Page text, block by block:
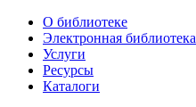
О библиотеке
Электронная библиотека
Услуги
Ресурсы
Каталоги